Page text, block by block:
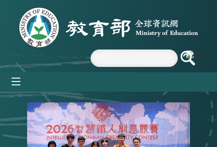
跳到主要內容區塊
:::